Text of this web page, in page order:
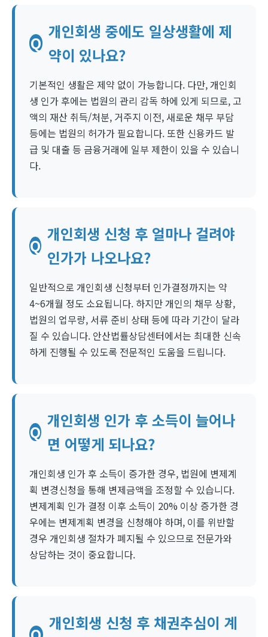
Q
개인회생 중에도 일상생활에 제
약이 있나요?
기본적인 생활은 제약 없이 가능합니다. 다만, 개인회
생 인가 후에는 법원의 관리 감독 하에 있게 되므로, 고
액의 재산 취득/처분, 거주지 이전, 새로운 채무 부담
등에는 법원의 허가가 필요합니다. 또한 신용카드 발
급 및 대출 등 금융거래에 일부 제한이 있을 수 있습니
다.
Q
개인회생 신청 후 얼마나 걸려야
인가가 나오나요?
일반적으로 개인회생 신청부터 인가결정까지는 약
4~6개월 정도 소요됩니다. 하지만 개인의 채무 상황,
법원의 업무량, 서류 준비 상태 등에 따라 기간이 달라
질 수 있습니다. 안산법률상담센터에서는 최대한 신속
하게 진행될 수 있도록 전문적인 도움을 드립니다.
Q
개인회생 인가 후 소득이 늘어나
면 어떻게 되나요?
개인회생 인가 후 소득이 증가한 경우, 법원에 변제계
획 변경신청을 통해 변제금액을 조정할 수 있습니다.
변제계획 인가 결정 이후 소득이 20% 이상 증가한 경
우에는 변제계획 변경을 신청해야 하며, 이를 위반할
경우 개인회생 절차가 폐지될 수 있으므로 전문가와
상담하는 것이 중요합니다.
개인회생 신청 후 채권추심이 계